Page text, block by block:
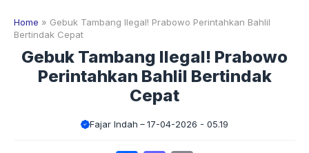
Home » Gebuk Tambang Ilegal! Prabowo Perintahkan Bahlil
Bertindak Cepat
Gebuk Tambang Ilegal! Prabowo
Perintahkan Bahlil Bertindak
Cepat
Fajar Indah 17-04-2026 - 05.19